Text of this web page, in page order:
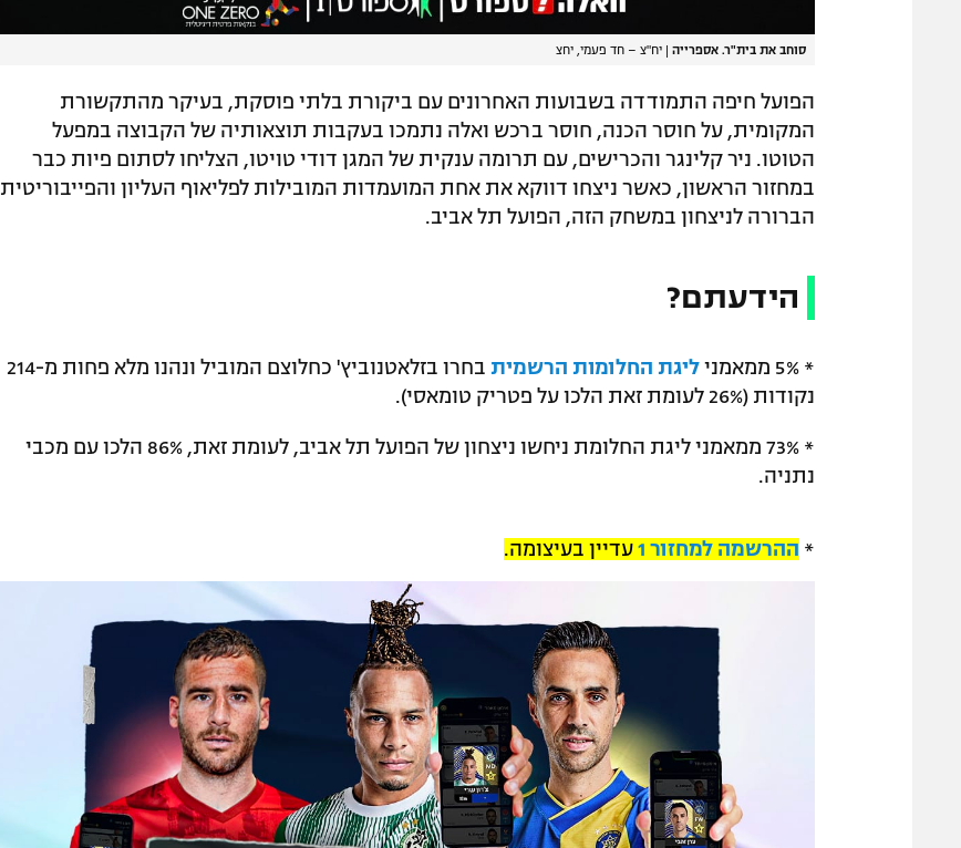
סוחב את בית"ר. אספרייה יח"צ – חד פעמי, יחצ
הפועל חיפה התמודדה בשבועות האחרונים עם ביקורת בלתי פוסקת, בעיקר מהתקשורת
המקומית, על חוסר הכנה, חוסר ברכש ואלה נתמכו בעקבות תוצאותיה של הקבוצה במפעל
הטוטו. ניר קלינגר והכרישים, עם תרומה ענקית של המגן דודי טויטו, הצליחו לסתום פיות כבר
במחזור הראשון, כאשר ניצחו דווקא את אחת המועמדות המובילות לפליאוף העליון והפייבוריטית
הברורה לניצחון במשחק הזה, הפועל תל אביב.
הידעתם?
* 5% ממאמני ליגת החלומות הרשמית
בחרו בזלאטנוביץ' כחלוצם המוביל ונהנו מלא פחות מ-214
נקודות (26% לעומת זאת הלכו על פטריק טומאסי).
* 73% ממאמני ליגת החלומת ניחשו ניצחון של הפועל תל אביב, לעומת זאת, 86% הלכו עם מכבי
נתניה.
* ההרשמה למחזור 1 עדיין בעיצומה.